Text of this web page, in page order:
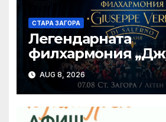
СТАРА ЗАГОРА
Легендарната
филхармония
Верди“ от
концерт под
вечер в Летен
Загора
AUG 8, 2026